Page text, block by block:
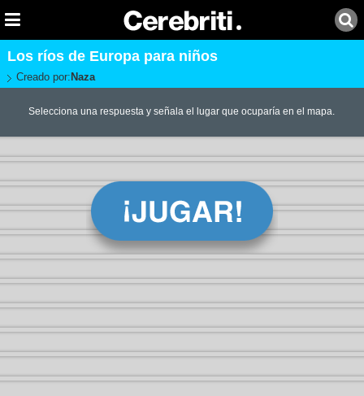
Los ríos de Europa para niños
Creado por: Naza
Selecciona una respuesta y señala el lugar que ocuparía en el mapa.